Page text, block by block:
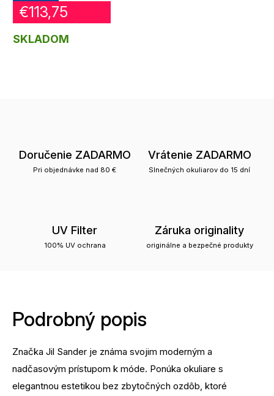
€113,75
SKLADOM
Doručenie ZADARMO
Pri objednávke nad 80 €
Vrátenie ZADARMO
Slnečných okuliarov do 15 dní
UV Filter
100% UV ochrana
Záruka originality
originálne a bezpečné produkty
Podrobný popis
Značka Jil Sander je známa svojim moderným a
nadčasovým prístupom k móde. Ponúka okuliare s
elegantnou estetikou bez zbytočných ozdôb, ktoré